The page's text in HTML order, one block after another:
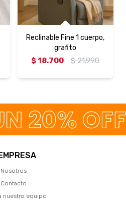
Reclinable Fine 1 cuerpo,
grafito
$18.700 $ 21.990
Nosotros
Contacto
nuestro equipo